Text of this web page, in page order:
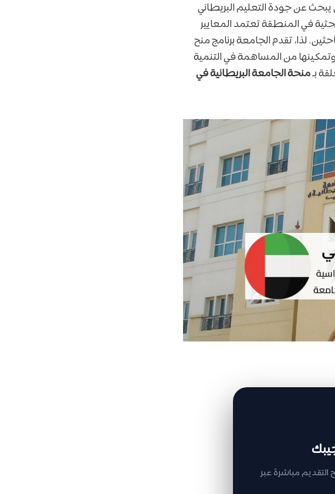
يبحث عن جودة التعليم البريطاني
في المنطقة تعتمد المعايير
لذا، تقدم الجامعة برنامج منح
من المساهمة في التنمية
بـمنحة الجامعة البريطانية في
التقديم مباشرة عبر